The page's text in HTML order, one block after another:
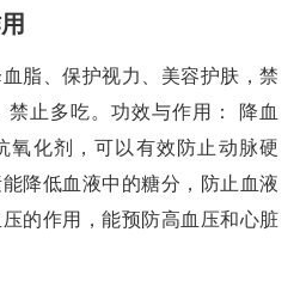
脂、保护视力、美容护肤，禁
止多吃。功效与作用： 降血
氧化剂，可以有效防止动脉硬
降低血液中的糖分，防止血液
的作用，能预防高血压和心脏